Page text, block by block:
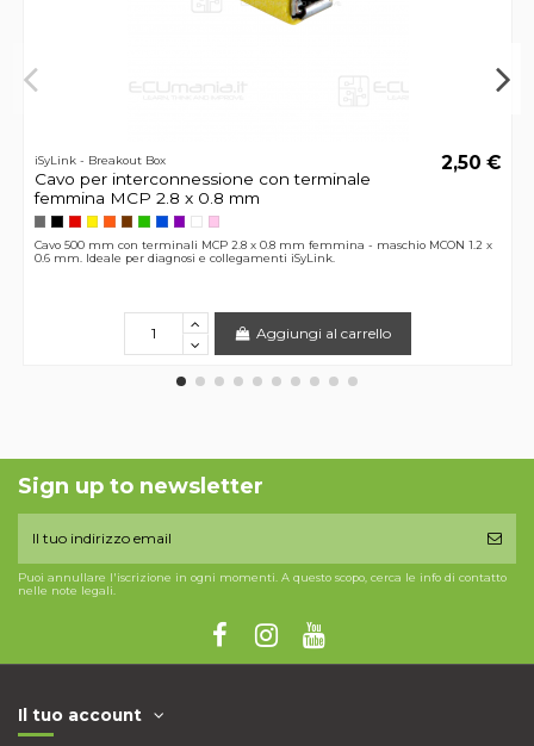
iSyLink - Breakout Box
Cavo per interconnessione con terminale
femmina MCP 2.8 x 0.8 mm
2,50 €
Cavo 500 mm con terminali MCP 2.8 x 0.8 mm femmina - maschio MCON 1.2 x
0.6 mm. Ideale per diagnosi e collegamenti iSyLink.
Aggiungi al carrello
Sign up to newsletter
Puoi annullare l'iscrizione in ogni momenti. A questo scopo, cerca le info di contatto
nelle note legali.
Il tuo account